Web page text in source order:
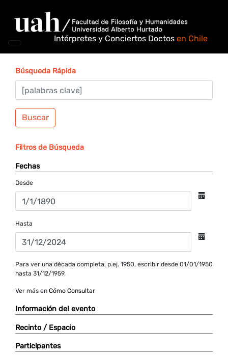
Intérpretes y Conciertos Doctos en Chile
Búsqueda Rápida
Buscar
Filtros de Búsqueda
Fechas
Desde
Hasta
Para ver una década completa, p.ej. 1950, escribir desde 01/01/1950
hasta 31/12/1959.
Ver más en Cómo Consultar
Información del evento
Recinto / Espacio
Participantes